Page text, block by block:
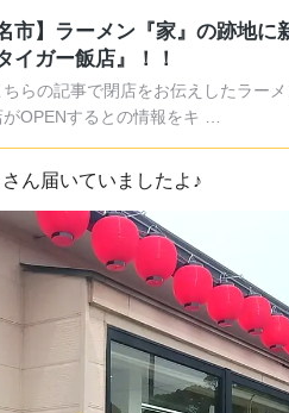
名市】ラーメン『家』の跡地
イガー飯店』！！
ちらの記事で閉店をお伝えしたラー
がOPENするとの情報をキ …
ん届いていましたよ♪